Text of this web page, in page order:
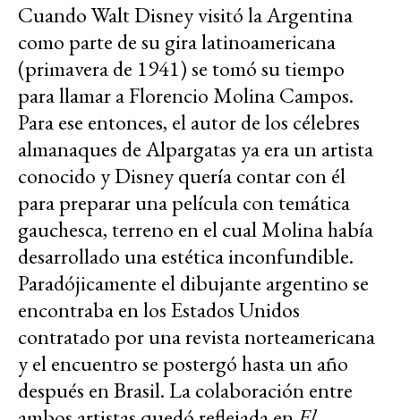
Cuando Walt Disney visitó la Argentina
como parte de su gira latinoamericana
(primavera de 1941) se tomó su tiempo
para llamar a Florencio Molina Campos.
Para ese entonces, el autor de los célebres
almanaques de Alpargatas ya era un artista
conocido y Disney quería contar con él
para preparar una película con temática
gauchesca, terreno en el cual Molina había
desarrollado una estética inconfundible.
Paradójicamente el dibujante argentino se
encontraba en los Estados Unidos
contratado por una revista norteamericana
y el encuentro se postergó hasta un año
después en Brasil. La colaboración entre